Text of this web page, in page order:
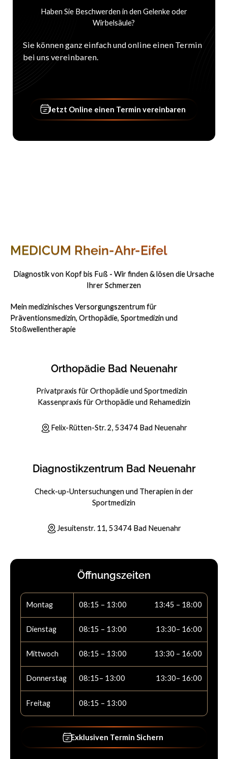
Haben Sie Beschwerden in den Gelenke oder
Wirbelsäule?
Sie können ganz einfach und online einen Termin
bei uns vereinbaren.
Jetzt Online einen Termin vereinbaren
MEDICUM Rhein-Ahr-Eifel
Diagnostik von Kopf bis Fuß - Wir finden & lösen die Ursache
Ihrer Schmerzen
Mein medizinisches Versorgungszentrum für
Präventionsmedizin, Orthopädie, Sportmedizin und
Stoßwellentherapie
Orthopädie Bad Neuenahr
Privatpraxis für Orthopädie und Sportmedizin
Kassenpraxis für Orthopädie und Rehamedizin
Felix-Rütten-Str. 2, 53474 Bad Neuenahr
Diagnostikzentrum Bad Neuenahr
Check-up-Untersuchungen und Therapien in der
Sportmedizin
Jesuitenstr. 11, 53474 Bad Neuenahr
Öffnungszeiten
Montag
Dienstag
Mittwoch
Donnerstag
Freitag
08:15 – 13:00 13:45 – 18:00
08:15 – 13:00 13:30– 16:00
08:15 – 13:00 13:30 – 16:00
08:15– 13:00 13:30– 16:00
08:15 – 13:00
Exklusiven Termin Sichern